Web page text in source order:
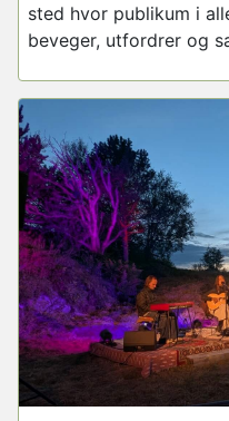
sted hvor publikum i
beveger, utfordrer og